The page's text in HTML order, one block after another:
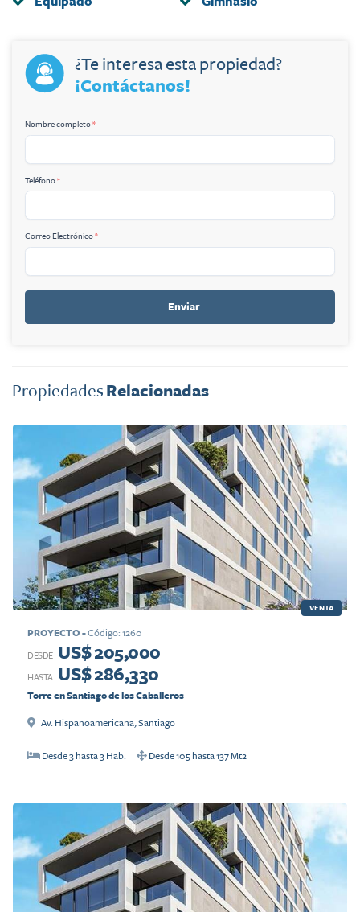
¿Te interesa esta propiedad?
¡Contáctanos!
Nombre completo*
Teléfono*
Correo Electrónico*
Enviar
Propiedades Relacionadas
VENTA
PROYECTO -Código: 1260
DESDE US$ 205,000
HASTA US$ 286,330
Torre en Santiago de los Caballeros
Av. Hispanoamericana,Santiago
Desde3 hasta 3 Hab. Desde105 hasta 137Mt2